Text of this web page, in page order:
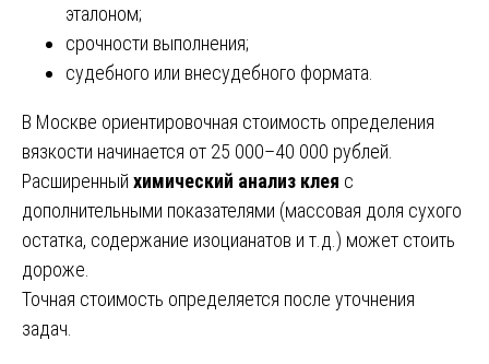
эталоном;
срочности выполнения;
судебного или внесудебного формата.
В Москве ориентировочная стоимость определения
вязкости начинается от 25 000–40 000 рублей.
Расширенный химический анализ клея с
дополнительными показателями (массовая доля сухого
остатка, содержание изоцианатов и т.д.) может стоить
дороже.
Точная стоимость определяется после уточнения
задач.